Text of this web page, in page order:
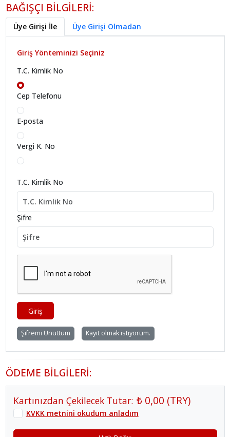
BAĞIŞÇI BİLGİLERİ:
Üye Girişi İle Üye Girişi Olmadan
Giriş Yönteminizi Seçiniz
T.C. Kimlik No
Cep Telefonu
E-posta
Vergi K. No
T.C. Kimlik No
Şifre
Giriş
Şifremi Unuttum Kayıt olmak istiyorum.
ÖDEME BİLGİLERİ:
Kartınızdan Çekilecek Tutar: ₺ 0,00 (TRY)
KVKK metnini okudum anladım